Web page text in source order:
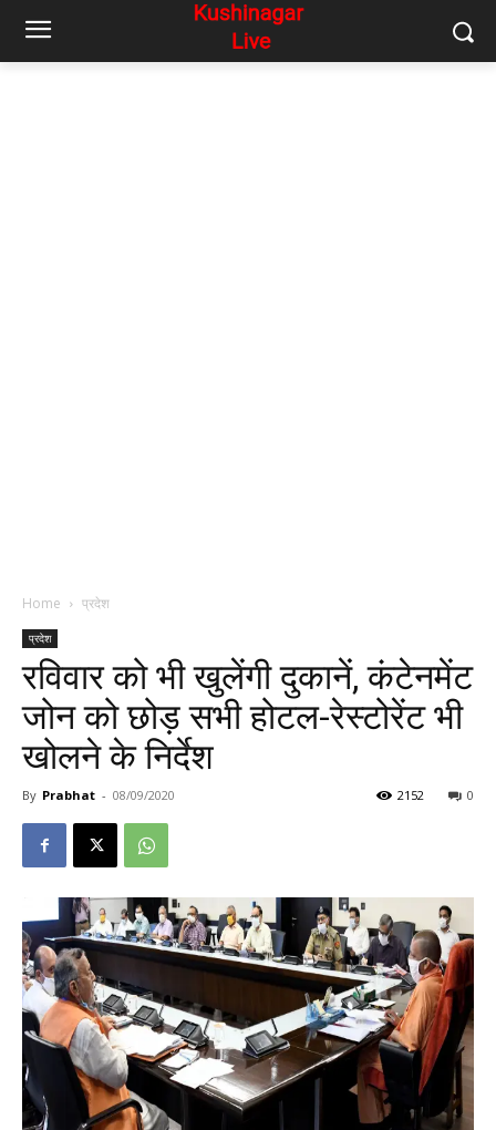
Home प्रदेश
प्रदेश
रविवार को भी खुलेंगी दुकानें, कंटेनमेंट
जोन को छोड़ सभी होटल-रेस्टोरेंट भी
खोलने के निर्देश
By Prabhat - 08/09/2020 0
2152